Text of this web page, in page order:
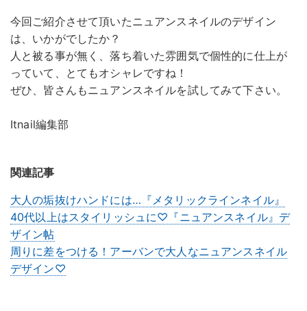
今回ご紹介させて頂いたニュアンスネイルのデザイン
は、いかがでしたか？
人と被る事が無く、落ち着いた雰囲気で個性的に仕上が
っていて、とてもオシャレですね！
ぜひ、皆さんもニュアンスネイルを試してみて下さい。
Itnail編集部
関連記事
大人の垢抜けハンドには…『メタリックラインネイル』
40代以上はスタイリッシュに♡『ニュアンスネイル』デ
ザイン帖
周りに差をつける！アーバンで大人なニュアンスネイル
デザイン♡